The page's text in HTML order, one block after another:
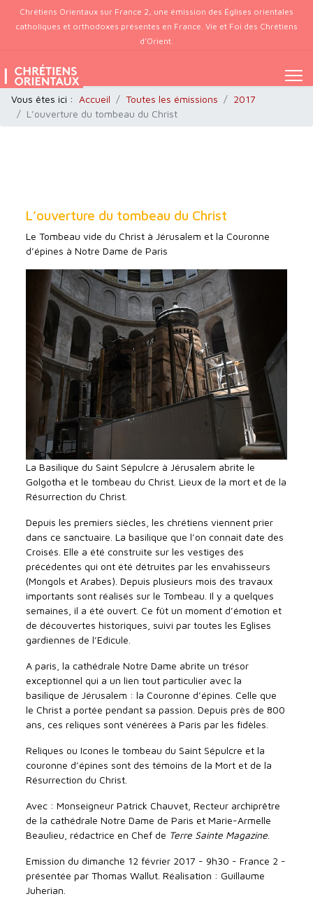
Chrétiens Orientaux sur France 2, une émission des Églises orientales
catholiques et orthodoxes présentes en France. Vie et Foi des Chrétiens
d’Orient.
Vous êtes ici : Accueil Toutes les émissions
2017
L’ouverture du tombeau du Christ
L’ouverture du tombeau du Christ
Le Tombeau vide du Christ à Jérusalem et la Couronne
d’épines à Notre Dame de Paris
La Basilique du Saint Sépulcre à Jérusalem abrite le
Golgotha et le tombeau du Christ. Lieux de la mort et de la
Résurrection du Christ.
Depuis les premiers siècles, les chrétiens viennent prier
dans ce sanctuaire. La basilique que l’on connait date des
Croisés. Elle a été construite sur les vestiges des
précédentes qui ont été détruites par les envahisseurs
(Mongols et Arabes). Depuis plusieurs mois des travaux
importants sont réalisés sur le Tombeau. Il y a quelques
semaines, il a été ouvert. Ce fût un moment d’émotion et
de découvertes historiques, suivi par toutes les Eglises
gardiennes de l’Edicule.
A paris, la cathédrale Notre Dame abrite un trésor
exceptionnel qui a un lien tout particulier avec la
basilique de Jérusalem : la Couronne d’épines. Celle que
le Christ a portée pendant sa passion. Depuis près de 800
ans, ces reliques sont vénérées à Paris par les fidèles.
Reliques ou Icones le tombeau du Saint Sépulcre et la
couronne d’épines sont des témoins de la Mort et de la
Résurrection du Christ.
Avec : Monseigneur Patrick Chauvet, Recteur archiprêtre
de la cathédrale Notre Dame de Paris et Marie-Armelle
Beaulieu, rédactrice en Chef de Terre Sainte Magazine
Emission du dimanche 12 février 2017 - 9h30 - France 2 -
présentée par Thomas Wallut. Réalisation : Guillaume
Juherian.